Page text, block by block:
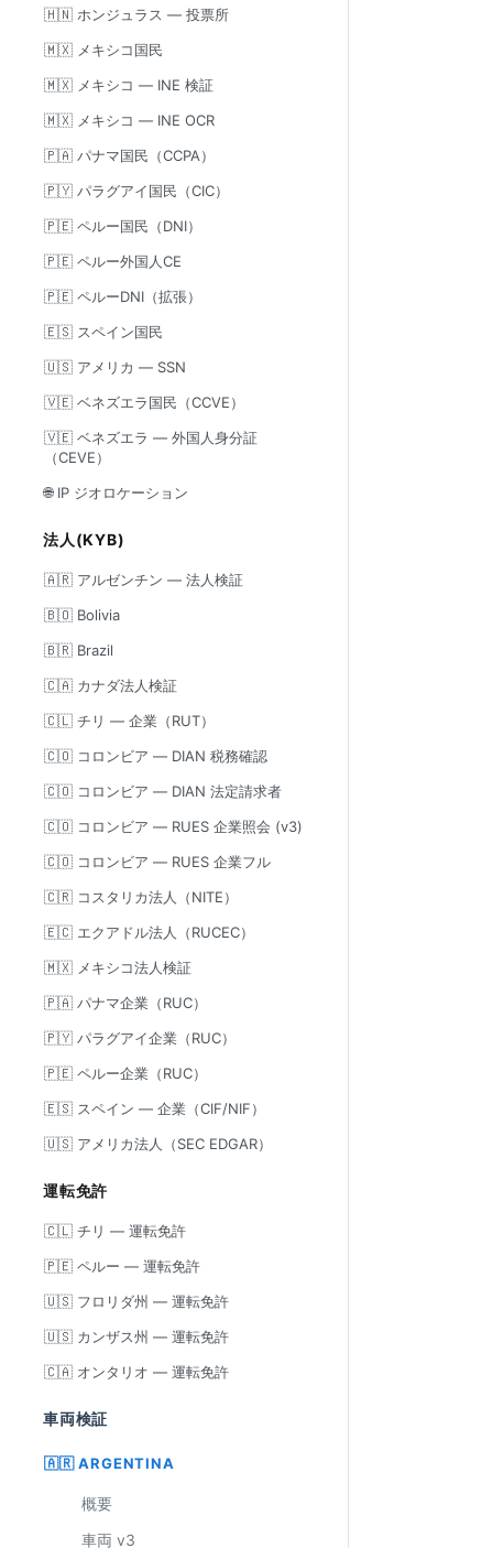
🇭🇳 ホンジュラス — 投票所
🇲🇽 メキシコ国民
🇲🇽 メキシコ — INE 検証
🇲🇽 メキシコ — INE OCR
🇵🇦 パナマ国民（CCPA）
🇵🇾 パラグアイ国民（CIC）
🇵🇪 ペルー国民（DNI）
🇵🇪 ペルー外国人CE
🇵🇪 ペルーDNI（拡張）
🇪🇸 スペイン国民
🇺🇸 アメリカ — SSN
🇻🇪 ベネズエラ国民（CCVE）
🇻🇪 ベネズエラ — 外国人身分証
（CEVE）
🌐 IP ジオロケーション
法人(KYB)
🇦🇷 アルゼンチン — 法人検証
🇧🇴 Bolivia
🇧🇷 Brazil
🇨🇦 カナダ法人検証
🇨🇱 チリ — 企業（RUT）
🇨🇴 コロンビア — DIAN 税務確認
🇨🇴 コロンビア — DIAN 法定請求者
🇨🇴 コロンビア — RUES 企業照会 (v3)
🇨🇴 コロンビア — RUES 企業フル
🇨🇷 コスタリカ法人（NITE）
🇪🇨 エクアドル法人（RUCEC）
🇲🇽 メキシコ法人検証
🇵🇦 パナマ企業（RUC）
🇵🇾 パラグアイ企業（RUC）
🇵🇪 ペルー企業（RUC）
🇪🇸 スペイン — 企業（CIF/NIF）
🇺🇸 アメリカ法人（SEC EDGAR）
運転免許
🇨🇱 チリ — 運転免許
🇵🇪 ペルー — 運転免許
🇺🇸 フロリダ州 — 運転免許
🇺🇸 カンザス州 — 運転免許
🇨🇦 オンタリオ — 運転免許
車両検証
🇦🇷 ARGENTINA
概要
車両 v3